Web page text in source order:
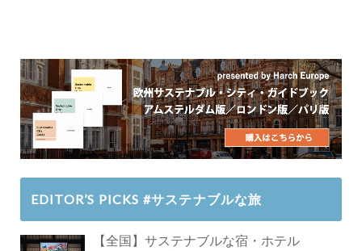
EDITOR’S PICKS #サステナブルな旅
【全国】サステナブルな宿・ホテル